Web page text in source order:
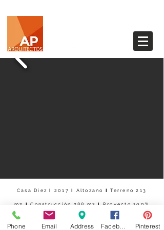
Casa DiezI 2017I Altozano ITerreno 213
m2 IConstrucción 288 m2I Proyecto 100%
Phone Email Address Pinterest